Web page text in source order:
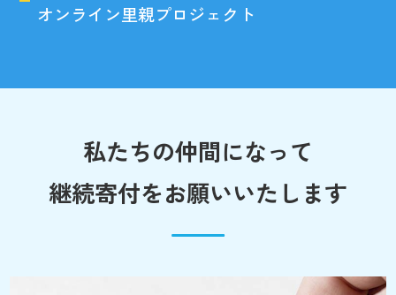
オンライン里親プロジェクト
私たちの仲間になって
継続寄付をお願いいたします